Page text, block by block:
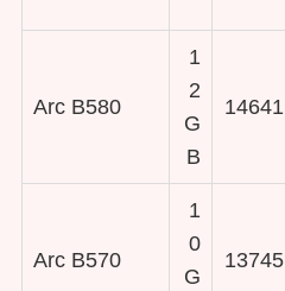
Arc B580
1
2
G
B
14641
Arc B570
1
0
G
13745